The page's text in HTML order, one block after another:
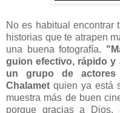
No es habitual encontrar
historias que te atrapen
una buena fotografía.
guion efectivo, rápido y
un grupo de actores
Chalamet quien ya está
muestra más de buen
porque gracias a Dios,